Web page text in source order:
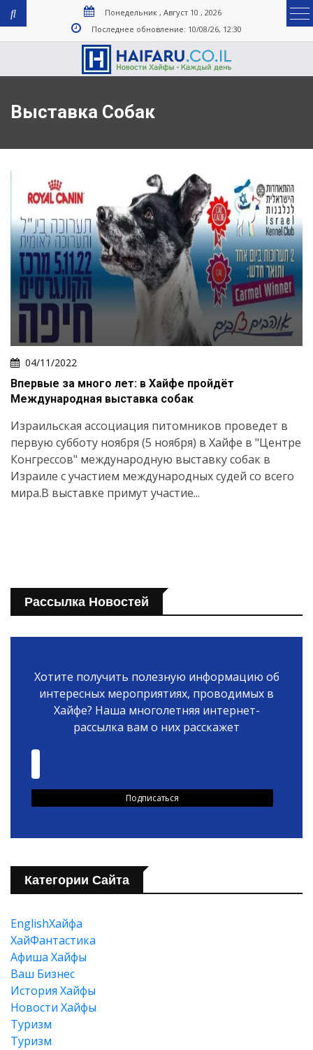
Понедельник , Август 10 , 2026
Последнее обновление: 10/08/26, 12:30
Выставка Собак
04/11/2022
Впервые за много лет: в Хайфе пройдёт
Международная выставка собак
Израильская ассоциация питомников проведет в
первую субботу ноября (5 ноября) в Хайфе в "Центре
Конгрессов" международную выставку собак в
Израиле с участием международных судей со всего
мира.В выставке примут участие...
Рассылка Новостей
Хотите получить полезную информацию об
интересных мероприятиях, проводимых в
Хайфе? Наша многолетняя интернет-
рассылка вам о них расскажет
Категории Сайта
EnglishХайфа
XайФантастика
Афиша Хайфы
Ваш Бизнес
История Хайфы
Новости Хайфы
Туризм
Туризм